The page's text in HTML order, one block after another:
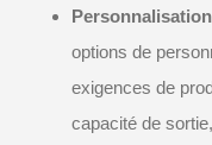
options de
exigences de
capacité de